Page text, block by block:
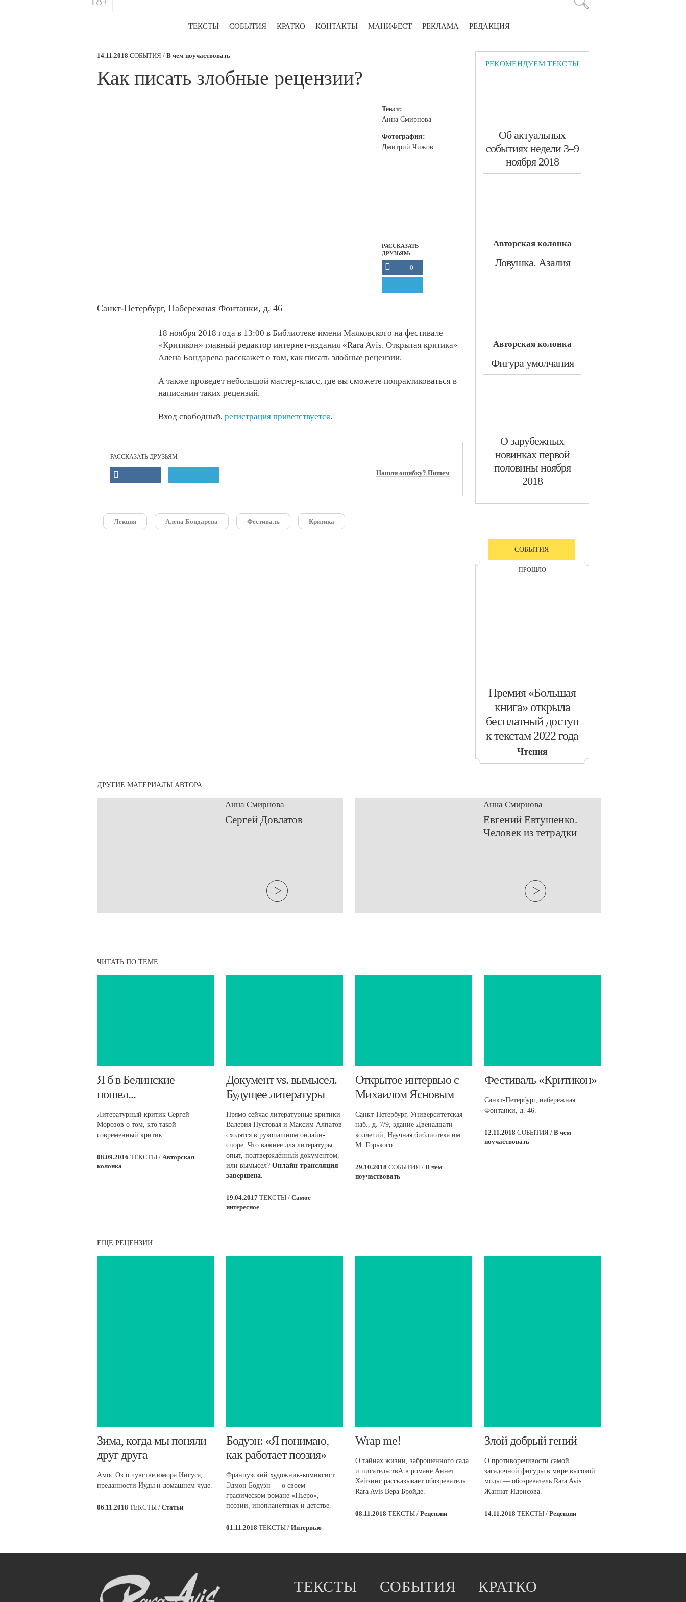
ТЕКСТЫ СОБЫТИЯ КРАТКО КОНТАКТЫ МАНИФЕСТ РЕКЛАМА РЕДАКЦИЯ
14.11.2018 СОБЫТИЯ / В чем поучаствовать
​Как писать злобные рецензии?
Текст:
Анна Смирнова
Фотография:
Дмитрий Чижов
РАССКАЗАТЬ
ДРУЗЬЯМ:
0
Санкт-Петербург, Набережная Фонтанки, д. 46
18 ноября 2018 года в 13:00 в Библиотеке имени Маяковского на фестивале
«Критикон» главный редактор интернет-издания «Rara Avis. Открытая критика»
Алена Бондарева расскажет о том, как писать злобные рецензии.
А также проведет небольшой мастер-класс, где вы сможете попрактиковаться в
написании таких рецензий.
Вход свободный, регистрация приветствуется.
РАССКАЗАТЬ ДРУЗЬЯМ
Нашли ошибку? Пишем
Лекция Алена Бондарева Фестиваль Критика
РЕКОМЕНДУЕМ ТЕКСТЫ
​Об актуальных
событиях недели 3–9
ноября 2018
Авторская колонка
​Ловушка. Азалия
Авторская колонка
​Фигура умолчания
​О зарубежных
новинках первой
половины ноября
2018
СОБЫТИЯ
ПРОШЛО
​Премия «Большая
книга» открыла
бесплатный доступ
к текстам 2022 года
Чтения
ДРУГИЕ МАТЕРИАЛЫ АВТОРА
Анна Смирнова
​Сергей Довлатов
Анна Смирнова
Евгений Евтушенко.
Человек из тетрадки
ЧИТАТЬ ПО ТЕМЕ
​Я б в Белинские
пошел...
Литературный критик Сергей
Морозов о том, кто такой
современный критик.
08.09.2016 ТЕКСТЫ / Авторская
колонка
​Документ vs. вымысел.
Будущее литературы
Прямо сейчас литературные критики
Валерия Пустовая и Максим Алпатов
сходятся в рукопашном онлайн-
споре. Что важнее для литературы:
опыт, подтверждённый документом,
или вымысел? Онлайн трансляция
завершена.
19.04.2017 ТЕКСТЫ / Самое
интересное
Открытое интервью с
Михаилом Ясновым
Санкт-Петербург, Университетская
наб., д. 7/9, здание Двенадцати
коллегий, Научная библиотека им.
М. Горького
29.10.2018 СОБЫТИЯ / В чем
поучаствовать
​Фестиваль «Критикон»
Санкт-Петербург, набережная
Фонтанки, д. 46.
12.11.2018 СОБЫТИЯ / В чем
поучаствовать
ЕЩЕ РЕЦЕНЗИИ
​Зима, когда мы поняли
друг друга
Амос Оз о чувстве юмора Иисуса,
преданности Иуды и домашнем чуде.
06.11.2018 ТЕКСТЫ / Статьи
​Бодуэн: «Я понимаю,
как работает поэзия»
Французский художник-комиксист
Эдмон Бодуэн — о своем
графическом романе «Пьеро»,
поэзии, инопланетянах и детстве.
01.11.2018 ТЕКСТЫ / Интервью
​Wrap me!
О тайнах жизни, заброшенного сада
и писательствА в романе Аннет
Хейзинг рассказывает обозреватель
Rara Avis Вера Бройде.
08.11.2018 ТЕКСТЫ / Рецензии
​Злой добрый гений
О противоречивости самой
загадочной фигуры в мире высокой
моды — обозреватель Rara Avis
Жаннат Идрисова.
14.11.2018 ТЕКСТЫ / Рецензии
ТЕКСТЫ СОБЫТИЯ КРАТКО